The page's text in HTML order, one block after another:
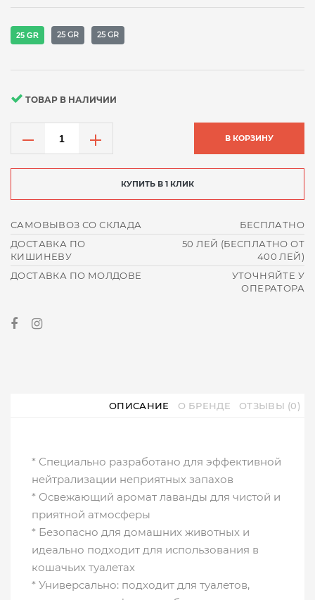
25 GR 25 GR 25 GR
ТОВАР В НАЛИЧИИ
В КОРЗИНУ
КУПИТЬ В 1 КЛИК
САМОВЫВОЗ СО СКЛАДА
БЕСПЛАТНО
ДОСТАВКА ПО
КИШИНЕВУ
50 ЛЕЙ (БЕСПЛАТНО ОТ
400 ЛЕЙ)
ДОСТАВКА ПО МОЛДОВЕ
УТОЧНЯЙТЕ У
ОПЕРАТОРА
ОПИСАНИЕ О БРЕНДЕ ОТЗЫВЫ (0)
* Специально разработано для эффективной
нейтрализации неприятных запахов
* Освежающий аромат лаванды для чистой и
приятной атмосферы
* Безопасно для домашних животных и
идеально подходит для использования в
кошачьих туалетах
* Универсально: подходит для туалетов,